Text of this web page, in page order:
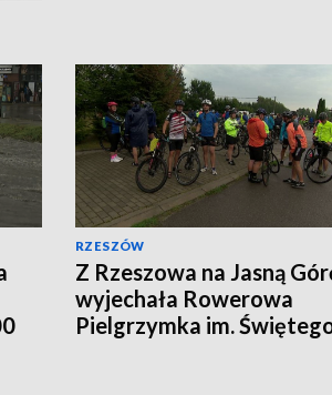
RZESZÓW
Z Rzeszowa na Jasną
wyjechała Rowerowa
Pielgrzymka im.